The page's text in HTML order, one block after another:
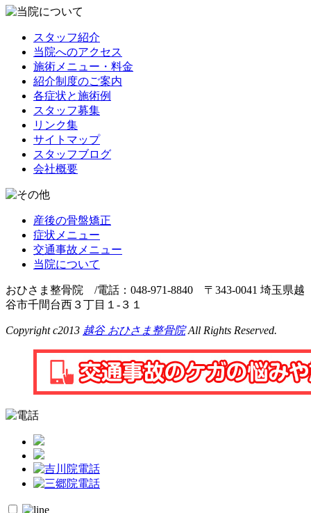
スタッフ紹介
当院へのアクセス
施術メニュー・料金
紹介制度のご案内
各症状と施術例
スタッフ募集
リンク集
サイトマップ
スタッフブログ
会社概要
産後の骨盤矯正
症状メニュー
交通事故メニュー
当院について
おひさま整骨院 /電話：048-971-8840 〒343-0041 埼玉県越
谷市千間台西３丁目１-３１
Copyright c2013 越谷 おひさま整骨院All Rights Reserved.